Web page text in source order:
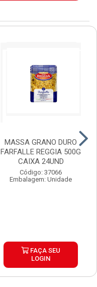
MASSA GRANO DURO
FARFALLE REGGIA 500G
CAIXA 24UND
Código: 37066
Embalagem: Unidade
FAÇA SEU
LOGIN